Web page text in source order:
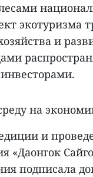
экотуризма
и
на
и
«Даонгок
подписала